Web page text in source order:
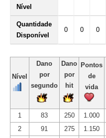
Nível
Quantidade
Disponível
0 0 0
Nível
Dano
por
segundo
Dano
por
hit
Pontos
de
vida
1 83 250 1.000
2
91 275 1.150